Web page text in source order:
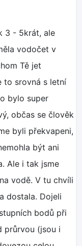
3 - 5krát, ale
vodočet v
Tě jet
to srovná s letní
bylo super
občas se člověk
byli překvapeni,
být ani
Ale i tak jsme
vodě. V tu chvíli
dostala. Dojeli
bodů při
průrvou (jsou i